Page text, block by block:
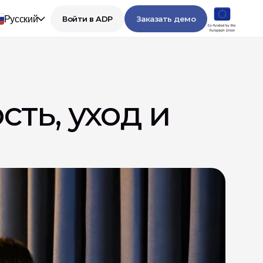
Русский Войти в ADP Заказать демо
уход и